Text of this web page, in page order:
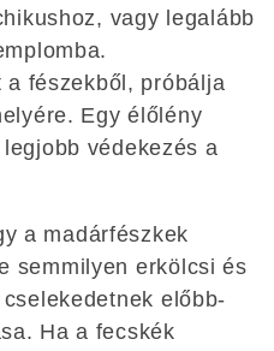
vagy legalább
fészekből, próbálja
Egy élőlény
védekezés a
a madárfészkek
semmilyen erkölcsi és
előbb-
Ha a fecskék